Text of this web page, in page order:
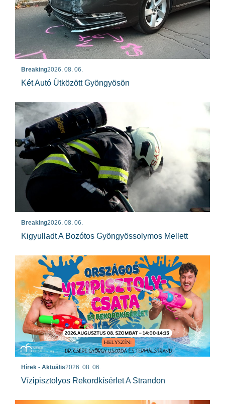
Breaking2026. 08. 06.
Két Autó Ütközött Gyöngyösön
Breaking2026. 08. 06.
Kigyulladt A Bozótos Gyöngyössolymos Mellett
Hírek - Aktuális2026. 08. 06.
Vízipisztolyos Rekordkísérlet A Strandon